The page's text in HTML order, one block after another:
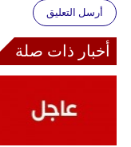
أرسل التعليق
أخبار ذات صلة